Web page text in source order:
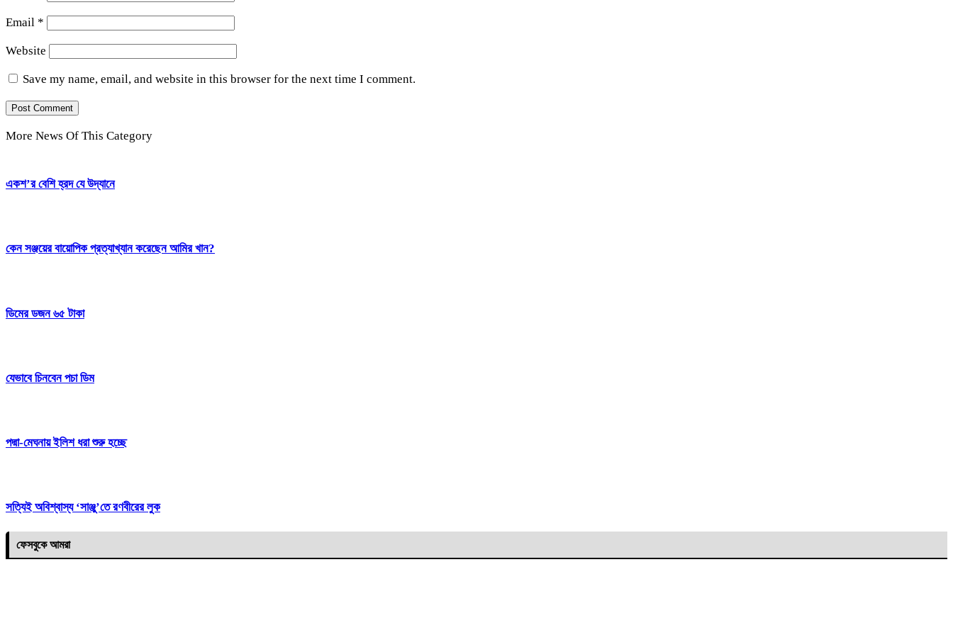
Email *
Website
Save my name, email, and website in this browser for the next time I comment.
More News Of This Category
একশ’র বেশি হ্রদ যে উদ্যানে
কেন সঞ্জয়ের বায়োপিক প্রত্যাখ্যান করেছেন আমির খান?
ডিমের ডজন ৬৫ টাকা
যেভাবে চিনবেন পচা ডিম
পদ্মা-মেঘনায় ইলিশ ধরা শুরু হচ্ছে
সত্যিই অবিশ্বাস্য ‘সাঞ্জু’তে রণবীরের লুক
ফেসবুকে আমরা